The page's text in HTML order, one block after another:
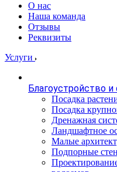
О нас
Наша команда
Отзывы
Реквизиты
Услуги
Благоустройство и
Посадка
Посадка
Дренажная
Ландшафтное
Малые
Подпорные